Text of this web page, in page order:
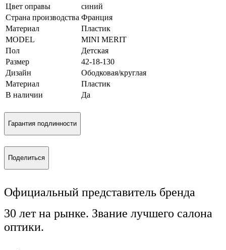
Цвет оправы
синий
Страна производства Франция
Материал
Пластик
MODEL
MINI MERIT
Пол
Детская
Размер
42-18-130
Дизайн
Ободковая/круглая
Материал
Пластик
В наличии
Да
Гарантия подлинности
Поделиться
Официальный представитель бренда
30 лет на рынке. Звание лучшего салона
оптики.